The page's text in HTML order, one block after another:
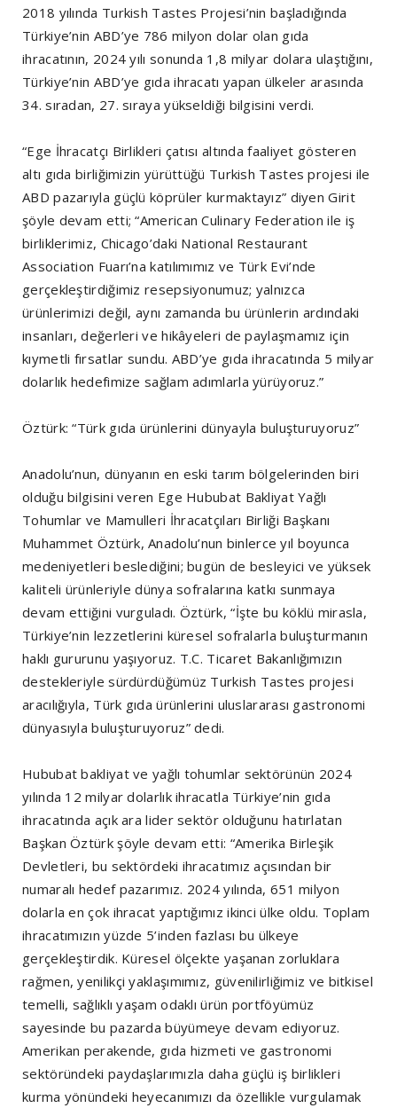
2018 yılında Turkish Tastes Projesi’nin başladığında
Türkiye’nin ABD’ye 786 milyon dolar olan gıda
ihracatının, 2024 yılı sonunda 1,8 milyar dolara ulaştığını,
Türkiye’nin ABD’ye gıda ihracatı yapan ülkeler arasında
34. sıradan, 27. sıraya yükseldiği bilgisini verdi.
“Ege İhracatçı Birlikleri çatısı altında faaliyet gösteren
altı gıda birliğimizin yürüttüğü Turkish Tastes projesi ile
ABD pazarıyla güçlü köprüler kurmaktayız” diyen Girit
şöyle devam etti; “American Culinary Federation ile iş
birliklerimiz, Chicago’daki National Restaurant
Association Fuarı’na katılımımız ve Türk Evi’nde
gerçekleştirdiğimiz resepsiyonumuz; yalnızca
ürünlerimizi değil, aynı zamanda bu ürünlerin ardındaki
insanları, değerleri ve hikâyeleri de paylaşmamız için
kıymetli fırsatlar sundu. ABD’ye gıda ihracatında 5 milyar
dolarlık hedefimize sağlam adımlarla yürüyoruz.”
Öztürk: “Türk gıda ürünlerini dünyayla buluşturuyoruz”
Anadolu’nun, dünyanın en eski tarım bölgelerinden biri
olduğu bilgisini veren Ege Hububat Bakliyat Yağlı
Tohumlar ve Mamulleri İhracatçıları Birliği Başkanı
Muhammet Öztürk, Anadolu’nun binlerce yıl boyunca
medeniyetleri beslediğini; bugün de besleyici ve yüksek
kaliteli ürünleriyle dünya sofralarına katkı sunmaya
devam ettiğini vurguladı. Öztürk, “İşte bu köklü mirasla,
Türkiye’nin lezzetlerini küresel sofralarla buluşturmanın
haklı gururunu yaşıyoruz. T.C. Ticaret Bakanlığımızın
destekleriyle sürdürdüğümüz Turkish Tastes projesi
aracılığıyla, Türk gıda ürünlerini uluslararası gastronomi
dünyasıyla buluşturuyoruz” dedi.
Hububat bakliyat ve yağlı tohumlar sektörünün 2024
yılında 12 milyar dolarlık ihracatla Türkiye’nin gıda
ihracatında açık ara lider sektör olduğunu hatırlatan
Başkan Öztürk şöyle devam etti: “Amerika Birleşik
Devletleri, bu sektördeki ihracatımız açısından bir
numaralı hedef pazarımız. 2024 yılında, 651 milyon
dolarla en çok ihracat yaptığımız ikinci ülke oldu. Toplam
ihracatımızın yüzde 5’inden fazlası bu ülkeye
gerçekleştirdik. Küresel ölçekte yaşanan zorluklara
rağmen, yenilikçi yaklaşımımız, güvenilirliğimiz ve bitkisel
temelli, sağlıklı yaşam odaklı ürün portföyümüz
sayesinde bu pazarda büyümeye devam ediyoruz.
Amerikan perakende, gıda hizmeti ve gastronomi
sektöründeki paydaşlarımızla daha güçlü iş birlikleri
kurma yönündeki heyecanımızı da özellikle vurgulamak